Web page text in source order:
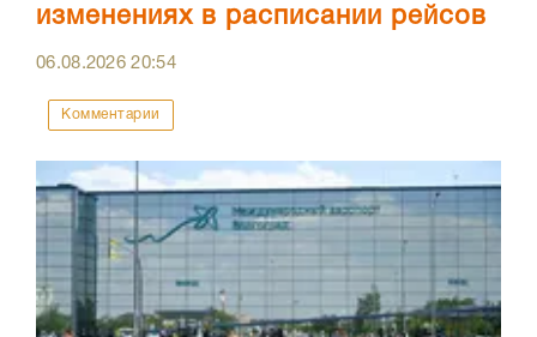
изменениях в расписании рейсов
06.08.202620:54
Комментарии